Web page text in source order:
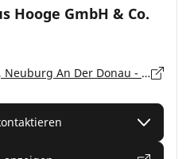
Hooge GmbH & Co.
Nördliche Grünauer Str. 9, Neuburg An Der Donau - 86633